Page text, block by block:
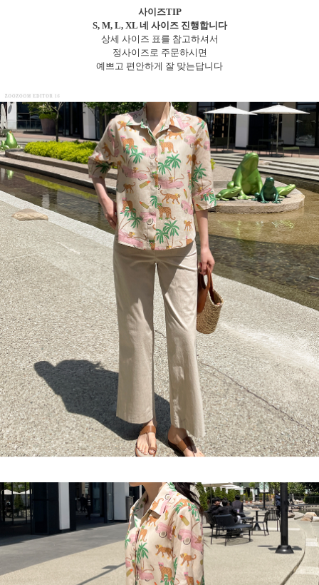
사이즈TIP
S, M, L, XL 네 사이즈 진행합니다
상세 사이즈 표를 참고하셔서
정사이즈로 주문하시면
예쁘고 편안하게 잘 맞는답니다